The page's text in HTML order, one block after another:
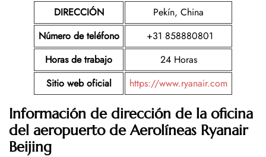
DIRECCIÓN
Pekín, China
Número de teléfono
+31 858880801
Horas de trabajo
24 Horas
Sitio web oficial
https://www.ryanair.com
Información de dirección de la oficina
del aeropuerto de Aerolíneas Ryanair
Beijing